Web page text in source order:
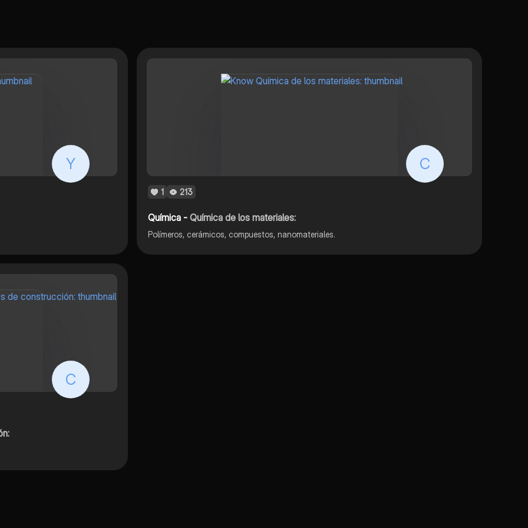
Y C
1 213
Química - Química de los materiales:
Polímeros, cerámicos, compuestos, nanomateriales.
C